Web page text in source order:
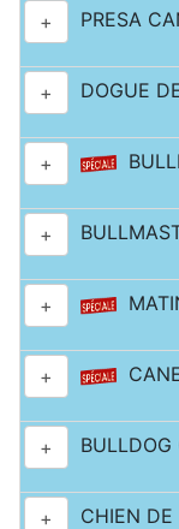
+ PRESA
+ DOGUE
+
+
+
+
+
+ CHIEN